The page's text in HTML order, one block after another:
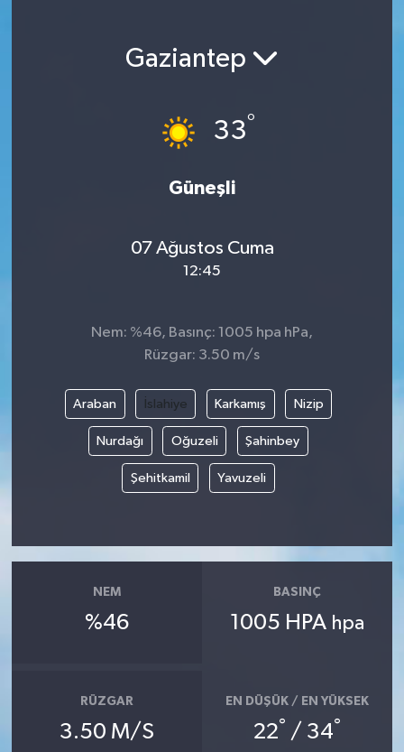
Gaziantep
33°
Güneşli
07 Ağustos Cuma
12:45
Nem: %46, Basınç: 1005 hpa hPa,
Rüzgar: 3.50 m/s
Araban İslahiye Karkamış Nizip
Nurdağı Oğuzeli Şahinbey
Şehitkamil Yavuzeli
NEM
%46
BASINÇ
1005 HPA hpa
RÜZGAR
3.50 M/S
EN DÜŞÜK / EN YÜKSEK
22° / 34°